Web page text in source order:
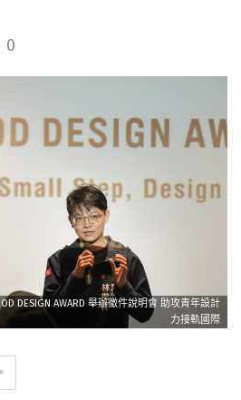
0
DESIGN AWARD 舉辦徵件說明會 助攻青年設計
力接軌國際